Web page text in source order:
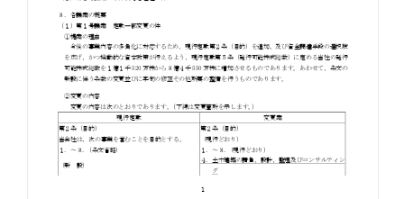
免責事項 サイトマップ 勧誘方針